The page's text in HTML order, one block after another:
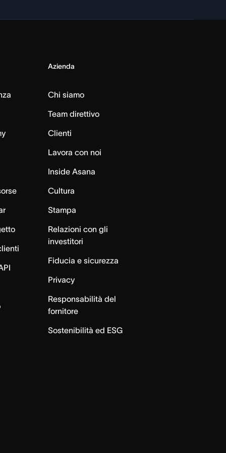
Azienda
Chi siamo
Team direttivo
Clienti
Lavora con noi
Inside Asana
Cultura
Stampa
Relazioni con gli
investitori
Fiducia e sicurezza
Privacy
Responsabilità del
fornitore
Sostenibilità ed ESG